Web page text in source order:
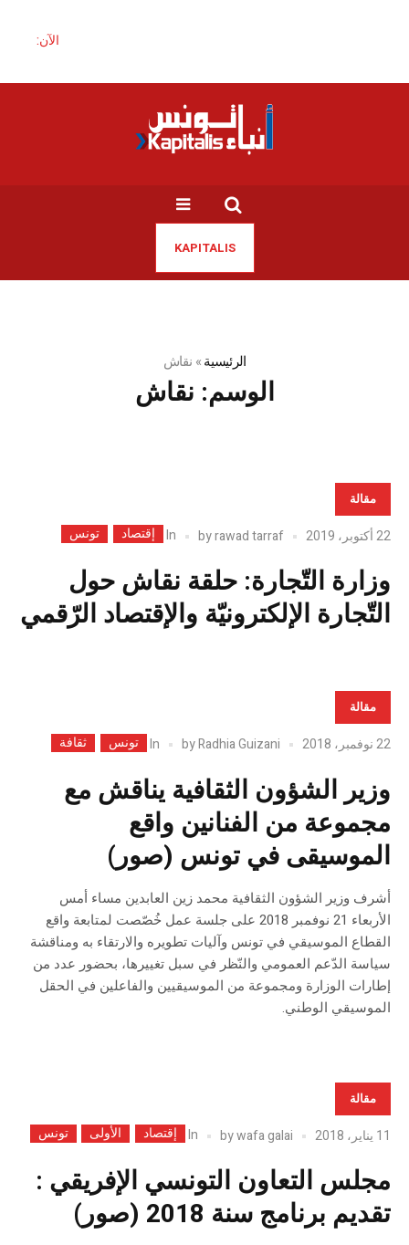
الآن:
KAPITALIS
الرئيسية» نقاش
الوسم: نقاش
مقالة
22 أكتوبر، 2019 byrawad tarraf
In إقتصاد تونس
وزارة التّجارة: حلقة نقاش حول
التّجارة الإلكترونيّة والإقتصاد الرّقمي
مقالة
22 نوفمبر، 2018 byRadhia Guizani
In تونس ثقافة
وزير الشؤون الثقافية يناقش مع
مجموعة من الفنانين واقع
الموسيقى في تونس (صور)
أشرف وزير الشؤون الثقافية محمد زين العابدين مساء أمس
الأربعاء 21 نوفمبر 2018 على جلسة عمل خُصّصت لمتابعة واقع
القطاع الموسيقي في تونس وآليات تطويره والارتقاء به ومناقشة
سياسة الدّعم العمومي والنّظر في سبل تغييرها، بحضور عدد من
إطارات الوزارة ومجموعة من الموسيقيين والفاعلين في الحقل
الموسيقي الوطني.
مقالة
11 يناير، 2018 bywafa galai
In إقتصاد الأولى تونس
مجلس التعاون التونسي الإفريقي :
تقديم برنامج سنة 2018 (صور)